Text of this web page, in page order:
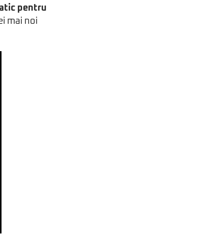
pentru
mai noi